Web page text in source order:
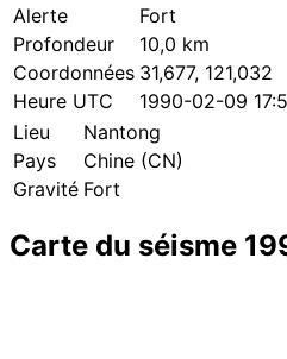
Alerte
Fort
Profondeur
10,0 km
Coordonnées 31,677, 121,032
Heure UTC
1990-02-09
Lieu
Nantong
Pays
Chine (CN)
Gravité Fort
Carte du séisme